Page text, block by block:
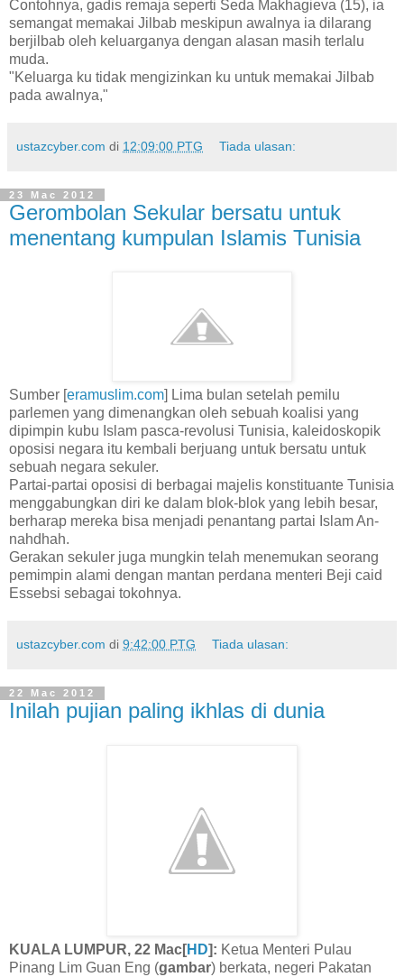
Contohnya, gadis remaja seperti Seda Makhagieva (15), ia
semangat memakai Jilbab meskipun awalnya ia dilarang
berjilbab oleh keluarganya dengan alasan masih terlalu
muda.
"Keluarga ku tidak mengizinkan ku untuk memakai Jilbab
pada awalnya,"
ustazcyber.com di 12:09:00 PTG Tiada ulasan:
23 Mac 2012
Gerombolan Sekular bersatu untuk
menentang kumpulan Islamis Tunisia
Sumber [eramuslim.com] Lima bulan setelah pemilu
parlemen yang dimenangkan oleh sebuah koalisi yang
dipimpin kubu Islam pasca-revolusi Tunisia, kaleidoskopik
oposisi negara itu kembali berjuang untuk bersatu untuk
sebuah negara sekuler.
Partai-partai oposisi di berbagai majelis konstituante Tunisia
menggabungkan diri ke dalam blok-blok yang lebih besar,
berharap mereka bisa menjadi penantang partai Islam An-
nahdhah.
Gerakan sekuler juga mungkin telah menemukan seorang
pemimpin alami dengan mantan perdana menteri Beji caid
Essebsi sebagai tokohnya.
ustazcyber.com di 9:42:00 PTG Tiada ulasan:
22 Mac 2012
Inilah pujian paling ikhlas di dunia
KUALA LUMPUR, 22 Mac[HD]: Ketua Menteri Pulau
Pinang Lim Guan Eng (gambar) berkata, negeri Pakatan